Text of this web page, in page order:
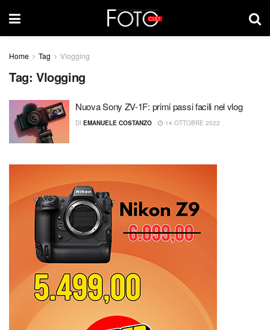
Home Tag Vlogging
Tag: Vlogging
Nuova Sony ZV-1F: primi passi facili nel vlog
DI EMANUELE COSTANZO 14 OTTOBRE 2022